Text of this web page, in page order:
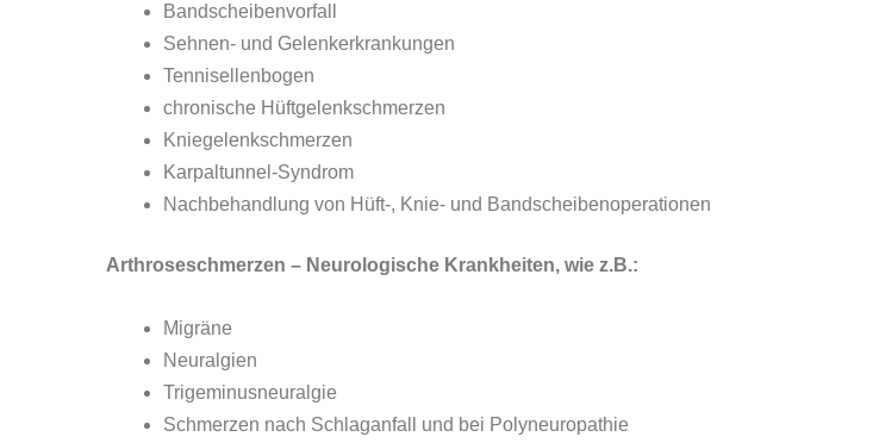
Bandscheibenvorfall
Sehnen- und Gelenkerkrankungen
Tennisellenbogen
chronische Hüftgelenkschmerzen
Kniegelenkschmerzen
Karpaltunnel-Syndrom
Nachbehandlung von Hüft-, Knie- und Bandscheibenoperationen
Arthroseschmerzen – Neurologische Krankheiten, wie z.B.:
Migräne
Neuralgien
Trigeminusneuralgie
Schmerzen nach Schlaganfall und bei Polyneuropathie